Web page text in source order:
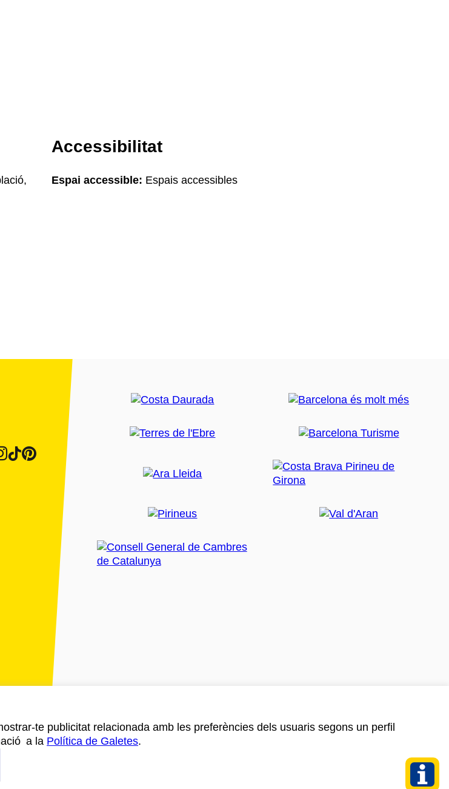
Accessibilitat
Espai accessible: Espais accessibles
te publicitat relacionada amb les preferències dels usuaris segons un perfil
a la Política de Galetes.